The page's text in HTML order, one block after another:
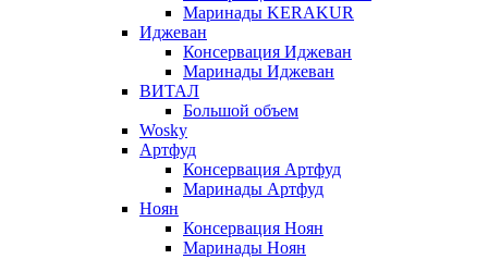
Маринады KERAKUR
Иджеван
Консервация Иджеван
Маринады Иджеван
ВИТАЛ
Большой объем
Wosky
Артфуд
Консервация Артфуд
Маринады Артфуд
Ноян
Консервация Ноян
Маринады Ноян